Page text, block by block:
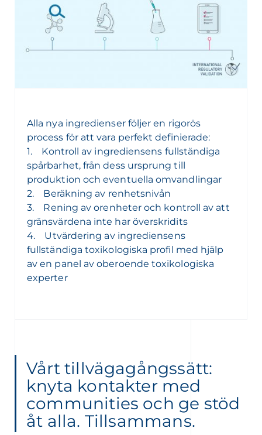
Alla nya ingredienser följer en rigorös
process för att vara perfekt definierade:
1. Kontroll av ingrediensens fullständiga
spårbarhet, från dess ursprung till
produktion och eventuella omvandlingar
2. Beräkning av renhetsnivån
3. Rening av orenheter och kontroll av att
gränsvärdena inte har överskridits
4. Utvärdering av ingrediensens
fullständiga toxikologiska profil med hjälp
av en panel av oberoende toxikologiska
experter
Vårt tillvägagångssätt:
knyta kontakter med
communities och ge stöd
åt alla. Tillsammans.